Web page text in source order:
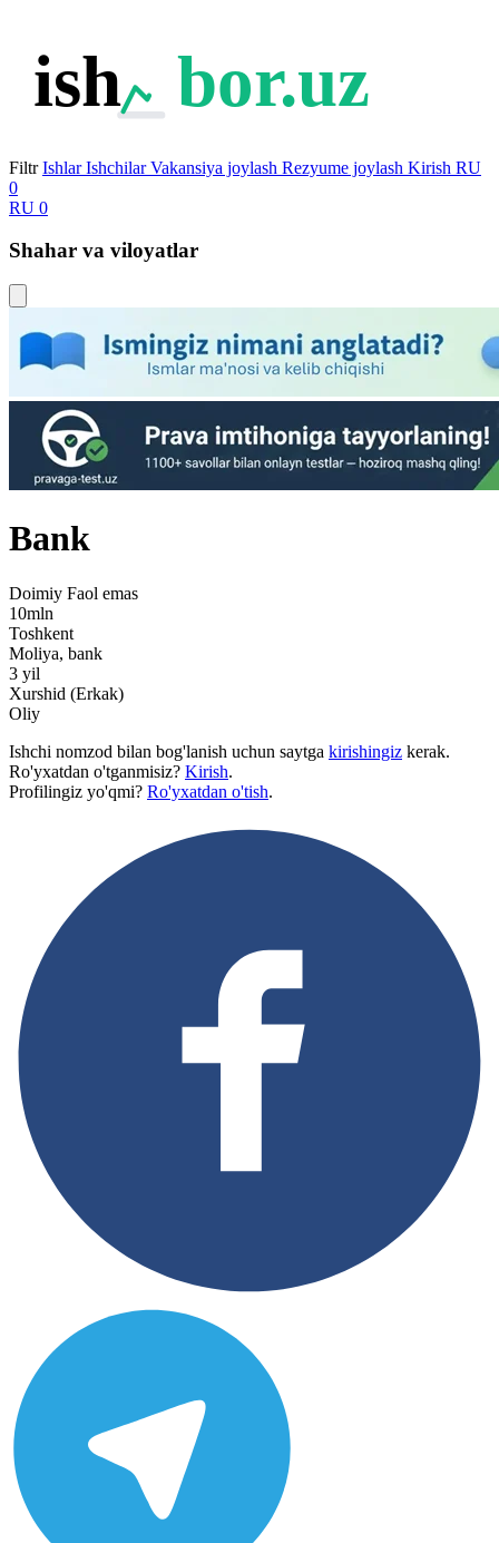
ish bor.uz
Filtr Ishlar Ishchilar Vakansiya joylash Rezyume joylash Kirish RU
0
RU 0
Shahar va viloyatlar
Bank
Doimiy Faol emas
10mln
Toshkent
Moliya, bank
3 yil
Xurshid (Erkak)
Oliy
Ishchi nomzod bilan bog'lanish uchun saytga kirishingiz kerak.
Ro'yxatdan o'tganmisiz? Kirish.
Profilingiz yo'qmi? Ro'yxatdan o'tish.